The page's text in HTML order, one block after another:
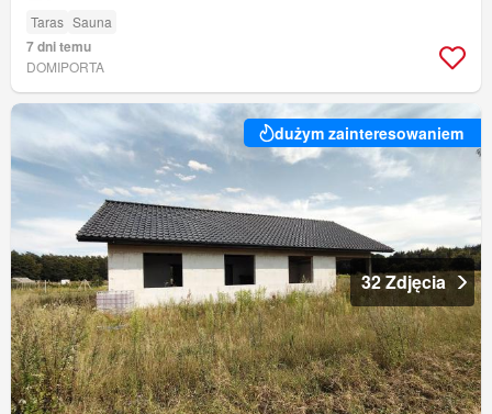
Taras Sauna
7 dni temu
DOMIPORTA
dużym zainteresowaniem
32 Zdjęcia